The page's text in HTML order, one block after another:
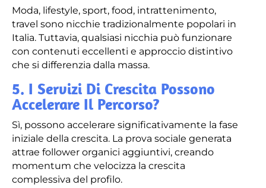
Moda, lifestyle, sport, food, intrattenimento,
travel sono nicchie tradizionalmente popolari in
Italia. Tuttavia, qualsiasi nicchia può funzionare
con contenuti eccellenti e approccio distintivo
che si differenzia dalla massa.
5. I Servizi Di Crescita Possono
Accelerare Il Percorso?
Sì, possono accelerare significativamente la fase
iniziale della crescita. La prova sociale generata
attrae follower organici aggiuntivi, creando
momentum che velocizza la crescita
complessiva del profilo.